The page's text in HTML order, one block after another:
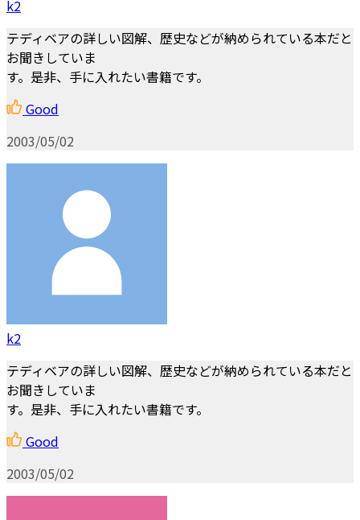
k2
テディベアの詳しい図解、歴史などが納められている本だと
お聞きしていま
す。是非、手に入れたい書籍です。
Good
2003/05/02
k2
テディベアの詳しい図解、歴史などが納められている本だと
お聞きしていま
す。是非、手に入れたい書籍です。
Good
2003/05/02